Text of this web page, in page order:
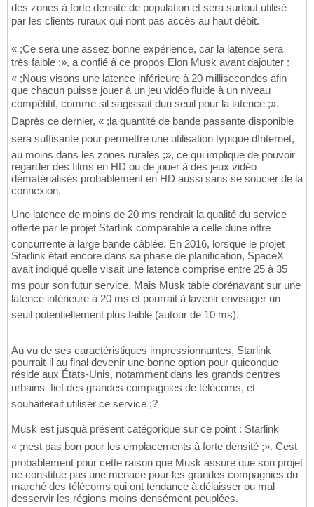
des zones à forte densité de population et sera surtout utilisé
par les clients ruraux qui nont pas accès au haut débit.
« ;Ce sera une assez bonne expérience, car la latence sera
très faible ;», a confié à ce propos Elon Musk avant dajouter :
« ;Nous visons une latence inférieure à 20 millisecondes afin
que chacun puisse jouer à un jeu vidéo fluide à un niveau
compétitif, comme sil sagissait dun seuil pour la latence ;».
Daprès ce dernier, « ;la quantité de bande passante disponible
sera suffisante pour permettre une utilisation typique dInternet,
au moins dans les zones rurales ;», ce qui implique de pouvoir
regarder des films en HD ou de jouer à des jeux vidéo
dématérialisés probablement en HD aussi sans se soucier de la
connexion.
Une latence de moins de 20 ms rendrait la qualité du service
offerte par le projet Starlink comparable à celle dune offre
concurrente à large bande câblée. En 2016, lorsque le projet
Starlink était encore dans sa phase de planification, SpaceX
avait indiqué quelle visait une latence comprise entre 25 à 35
ms pour son futur service. Mais Musk table dorénavant sur une
latence inférieure à 20 ms et pourrait à lavenir envisager un
seuil potentiellement plus faible (autour de 10 ms).
Au vu de ses caractéristiques impressionnantes, Starlink
pourrait-il au final devenir une bonne option pour quiconque
réside aux États-Unis, notamment dans les grands centres
urbains  fief des grandes compagnies de télécoms, et
souhaiterait utiliser ce service ;?
Musk est jusquà présent catégorique sur ce point : Starlink
« ;nest pas bon pour les emplacements à forte densité ;». Cest
probablement pour cette raison que Musk assure que son projet
ne constitue pas une menace pour les grandes compagnies du
marché des télécoms qui ont tendance à délaisser ou mal
desservir les régions moins densément peuplées.